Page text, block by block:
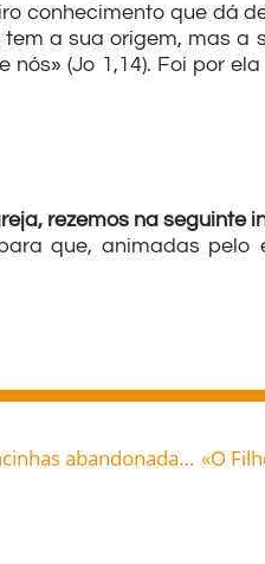
conhecimento que dá
a sua origem, mas
(Jo 1,14). Foi por
rezemos na seguinte
que, animadas
Criou, no palácio episcopal, um orfanato para as criancinhas abandonadas, dando-lhes abrigo, cuidados e o carinho que tanto necessitavam. Acolhia de tal forma essas crianças que um dia chegou a ceder sua própria cama, pois não havia mais lugar para abrigá-las: São Tomás de Vilanova (1486-1555), celebrado hoje, 08, roga por todos nós!